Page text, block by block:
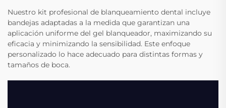
Nuestro kit profesional de blanqueamiento dental incluye
bandejas adaptadas a la medida que garantizan una
aplicación uniforme del gel blanqueador, maximizando su
eficacia y minimizando la sensibilidad. Este enfoque
personalizado lo hace adecuado para distintas formas y
tamaños de boca.